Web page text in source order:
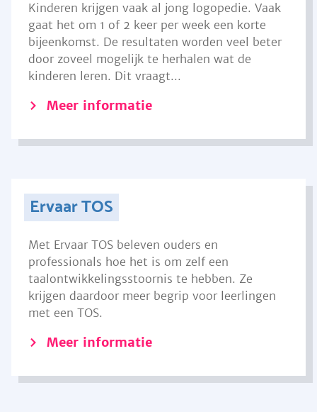
Kinderen krijgen vaak al jong logopedie. Vaak
gaat het om 1 of 2 keer per week een korte
bijeenkomst. De resultaten worden veel beter
door zoveel mogelijk te herhalen wat de
kinderen leren. Dit vraagt...
Meer informatie
Ervaar TOS
Met Ervaar TOS beleven ouders en
professionals hoe het is om zelf een
taalontwikkelingsstoornis te hebben. Ze
krijgen daardoor meer begrip voor leerlingen
met een TOS.
Meer informatie